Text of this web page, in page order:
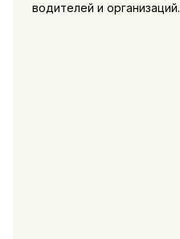
водителей и организаций.